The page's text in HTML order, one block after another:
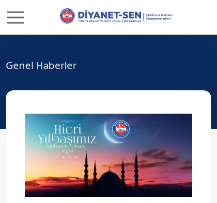
Genel Haberler